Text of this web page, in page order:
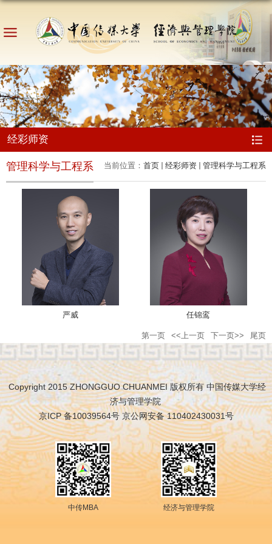
经彩师资
当前位置： 首页 经彩师资 管理科学与工程系
管理科学与工程系
严威 任锦鸾
第一页 <<上一页 下一页>> 尾页
Copyright 2015 ZHONGGUO CHUANMEI 版权所有 中国传媒大学经
济与管理学院
京ICP 备10039564号 京公网安备 110402430031号
中传MBA 经济与管理学院